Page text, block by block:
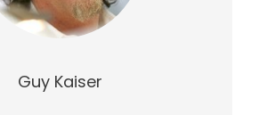
Guy Kaiser